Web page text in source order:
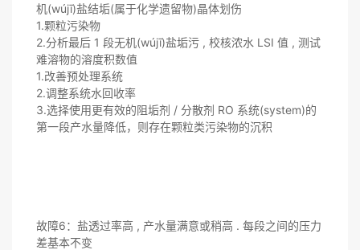
机(wújī)盐结垢(属于化学遗留物)晶体划伤
1.颗粒污染物
2.分析最后 1 段无机(wújī)盐垢污 , 校核浓水 LSI 值 , 测试
难溶物的溶度积数值
1.改善预处理系统
2.调整系统水回收率
3.选择使用更有效的阻垢剂 / 分散剂 RO 系统(system)的
第一段产水量降低，则存在颗粒类污染物的沉积
故障6：盐透过率高 , 产水量满意或稍高 . 每段之间的压力
差基本不变